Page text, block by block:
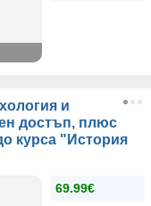
и
достъп, плюс
курса "История
69.99€